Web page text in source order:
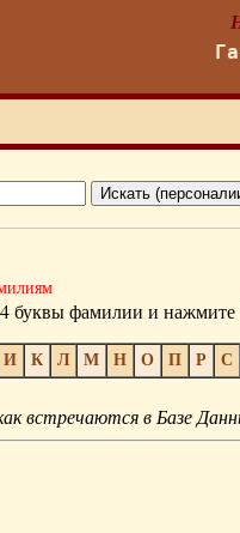
буквы фамилии и
И К Л М Н О П Р С
встречаются в Базе